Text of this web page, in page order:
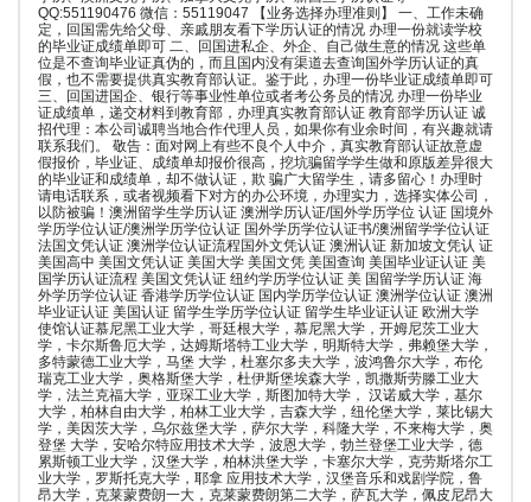
QQ:551190476 微信：55119047 【业务选择办理准则】 一、工作未确
定，回国需先给父母、亲戚朋友看下学历认证的情况 办理一份就读学校
的毕业证成绩单即可 二、回国进私企、外企、自己做生意的情况 这些单
位是不查询毕业证真伪的，而且国内没有渠道去查询国外学历认证的真
假，也不需要提供真实教育部认证。鉴于此，办理一份毕业证成绩单即可
三、回国进国企、银行等事业性单位或者考公务员的情况 办理一份毕业
证成绩单，递交材料到教育部，办理真实教育部认证 教育部学历认证 诚
招代理：本公司诚聘当地合作代理人员，如果你有业余时间，有兴趣就请
联系我们。 敬告：面对网上有些不良个人中介，真实教育部认证故意虚
假报价，毕业证、成绩单却报价很高，挖坑骗留学学生做和原版差异很大
的毕业证和成绩单，却不做认证，欺 骗广大留学生，请多留心！办理时
请电话联系，或者视频看下对方的办公环境，办理实力，选择实体公司，
以防被骗！澳洲留学生学历认证 澳洲学历认证/国外学历学位 认证 国境外
学历学位认证/澳洲学历学位认证 国外学历学位认证书/澳洲留学学位认证
法国文凭认证 澳洲学位认证流程国外文凭认证 澳洲认证 新加坡文凭认 证
美国高中 美国文凭认证 美国大学 美国文凭 美国查询 美国毕业证认证 美
国学历认证流程 美国文凭认证 纽约学历学位认证 美 国留学学历认证 海
外学历学位认证 香港学历学位认证 国内学历学位认证 澳洲学位认证 澳洲
毕业证认证 美国认证 留学生学历学位认证 留学生毕业证认证 欧洲大学
使馆认证慕尼黑工业大学，哥廷根大学，慕尼黑大学，开姆尼茨工业大
学，卡尔斯鲁厄大学，达姆斯塔特工业大学，明斯特大学，弗赖堡大学，
多特蒙德工业大学，马堡 大学，杜塞尔多夫大学，波鸿鲁尔大学，布伦
瑞克工业大学，奥格斯堡大学，杜伊斯堡埃森大学，凯撒斯劳滕工业大
学，法兰克福大学，亚琛工业大学，斯图加特大学， 汉诺威大学，基尔
大学，柏林自由大学，柏林工业大学，吉森大学，纽伦堡大学，莱比锡大
学，美因茨大学，乌尔兹堡大学，萨尔大学，科隆大学，不来梅大学，奥
登堡 大学，安哈尔特应用技术大学，波恩大学，勃兰登堡工业大学，德
累斯顿工业大学，汉堡大学，柏林洪堡大学，卡塞尔大学，克劳斯塔尔工
业大学，罗斯托克大学，耶拿 应用技术大学，汉堡音乐和戏剧学院，鲁
昂大学，克莱蒙费朗一大，克莱蒙费朗第二大学，萨瓦大学，佩皮尼昂大